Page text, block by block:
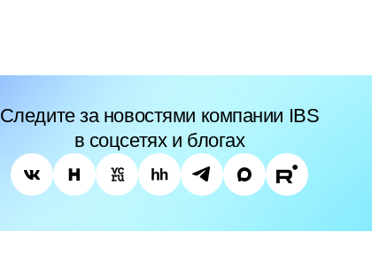
Следите за новостями компании IBS
в соцсетях и блогах